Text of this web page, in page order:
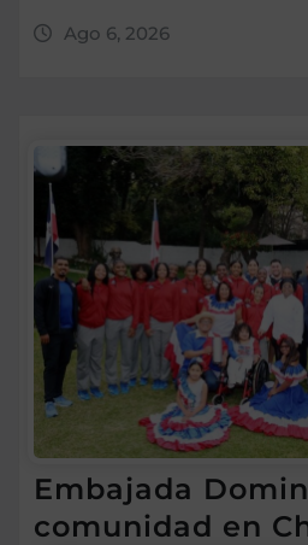
Ago 6, 2026
Embajada
comunidad en